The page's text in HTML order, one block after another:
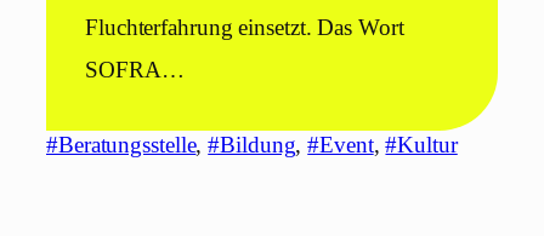
Fluchterfahrung einsetzt. Das Wort
SOFRA…
#Beratungsstelle, #Bildung, #Event, #Kultur